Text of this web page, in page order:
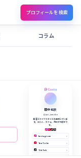
プロフィールを検索
コラム
田中 結衣
@yui_tanaka
美容とライフスタイルを発信していま
す。コスメ、カフェ、旅行が大好きで
す。
Instagram ›
YouTube ›
TikTok ›